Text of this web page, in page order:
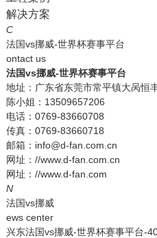
解决方案
C
法国vs挪威-世界杯赛事平台
ontact us
法国vs挪威-世界杯赛事平台
地址：广东省东莞市常平镇大呙恒
陈小姐：13509657206
电话：0769-83660708
传真：0769-83660718
邮箱：info@d-fan.com.cn
网址：//www.d-fan.com.cn
网址：//www.d-fan.com
N
法国vs挪威
ews center
兴东法国vs挪威-世界杯赛事平台-